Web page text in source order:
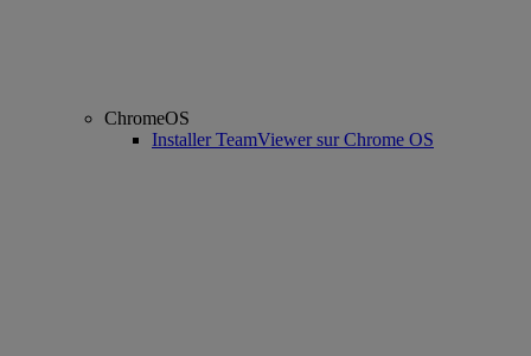
ChromeOS
Installer TeamViewer sur Chrome OS